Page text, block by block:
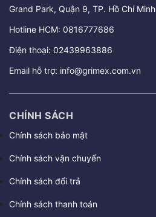
Grand Park, Quận 9, TP. Hồ Chí Minh
Hotline HCM: 0816777686
Điện thoại: 02439963886
Email hỗ trợ: info@grimex.com.vn
CHÍNH SÁCH
Chính sách bảo mật
Chính sách vận chuyển
Chính sách đổi trả
Chính sách thanh toán